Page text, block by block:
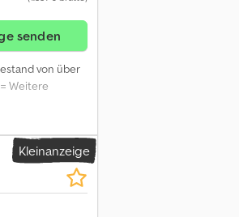
senden
von über
Weitere
Kleinanzeige